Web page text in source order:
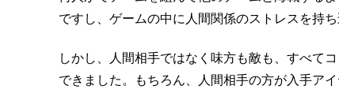
ですし、ゲームの中に人間関係のストレスを持
しかし、人間相手ではなく味方も敵も、すべて
できました。もちろん、人間相手の方が入手アイ